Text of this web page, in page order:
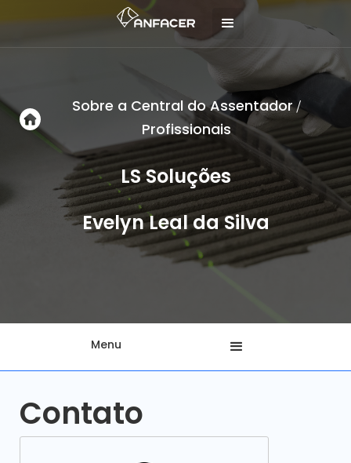
Sobre a Central do Assentador/
Profissionais
LS Soluções
Evelyn Leal da Silva
Menu
Contato